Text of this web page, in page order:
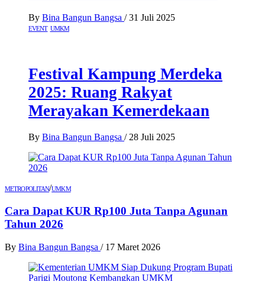
By Bina Bangun Bangsa / 31 Juli 2025
EVENT UMKM
Festival Kampung Merdeka
2025: Ruang Rakyat
Merayakan Kemerdekaan
By Bina Bangun Bangsa / 28 Juli 2025
METROPOLITAN/UMKM
Cara Dapat KUR Rp100 Juta Tanpa Agunan
Tahun 2026
By Bina Bangun Bangsa / 17 Maret 2026